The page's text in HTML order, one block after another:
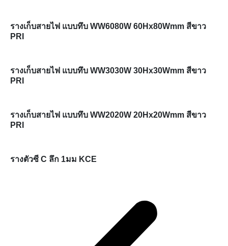
รางเก็บสายไฟ แบบทึบ WW6080W 60Hx80Wmm สีขาว
PRI
รางเก็บสายไฟ แบบทึบ WW3030W 30Hx30Wmm สีขาว
PRI
รางเก็บสายไฟ แบบทึบ WW2020W 20Hx20Wmm สีขาว
PRI
รางตัวซี C ลึก 1มม KCE